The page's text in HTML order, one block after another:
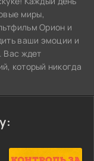
миры,
Орион и
ваши эмоции и
Вас ждет
который никогда